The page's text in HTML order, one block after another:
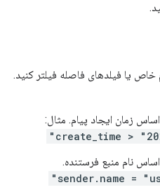
خاص یا فیلدهای فاصله فیلتر کنید.
اساس زمان ایجاد پیام. مثال:
create_time >
اساس نام منبع فرستنده.
sender.name =